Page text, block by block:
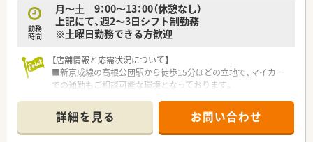
≪充実した研修制度≫
■メーカーによる勉強会のほか、薬剤師全員に専門書を配り、社
■e―ラーニング、社外研修会への参加を奨励しています(研修
費・交通費は、全額会社負担）
■入社後は薬歴の添削や、必要に応じて、保険調剤の講習、服薬
学ぶことができます。
勤務
時間
月～土 9：00～13：00（休憩なし）
上記にて、週2～3日シフト制勤務
※土曜日勤務できる方歓迎
【店舗情報と応需状況について】
■新京成線の高根公団駅から徒歩15分ほどの立地で、マイカー
での通勤もご相談可能な環境となっております。
～70枚ほど幅広く応需している状況です。
■勤務人員は薬剤師3名と事務スタッフ2名という人員体制で
す。
詳細を見る お問い合わせ